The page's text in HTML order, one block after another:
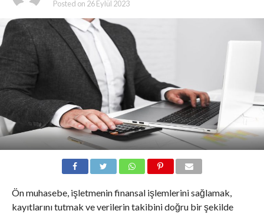
Posted on 26 Eylül 2023
Ön muhasebe, işletmenin finansal işlemlerini sağlamak,
kayıtlarını tutmak ve verilerin takibini doğru bir şekilde